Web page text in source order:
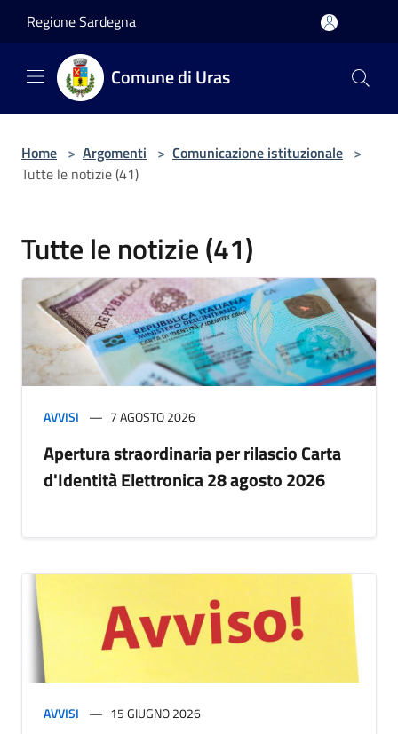
Regione Sardegna
Comune di Uras
Home > Argomenti > Comunicazione istituzionale >
Tutte le notizie (41)
Tutte le notizie (41)
AVVISI 7 AGOSTO 2026
Apertura straordinaria per rilascio Carta
d'Identità Elettronica 28 agosto 2026
AVVISI 15 GIUGNO 2026